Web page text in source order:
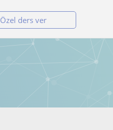
Özel ders ver